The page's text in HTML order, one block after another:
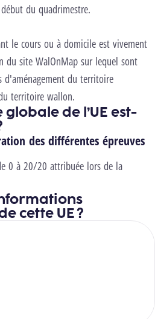
du quadrimestre.
le cours ou à domicile est vivement
du site WalOnMap sur lequel sont
d'aménagement du territoire
territoire wallon.
de l’UE est-
des différentes épreuves
0 à 20/20 attribuée lors de la
cette UE ?